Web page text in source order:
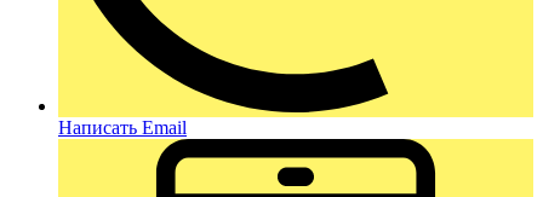
Написать Email